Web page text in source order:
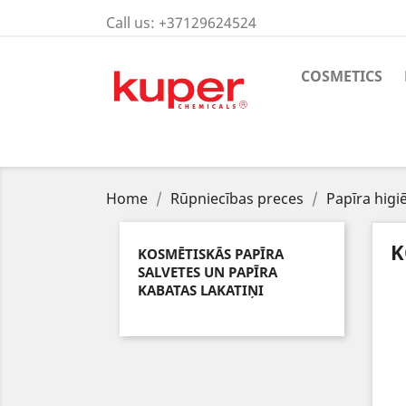
Call us: +37129624524
COSMETICS
Home Rūpniecības preces Papīra
KOSMĒTISKĀS PAPĪRA
SALVETES UN PAPĪRA
KABATAS LAKATIŅI